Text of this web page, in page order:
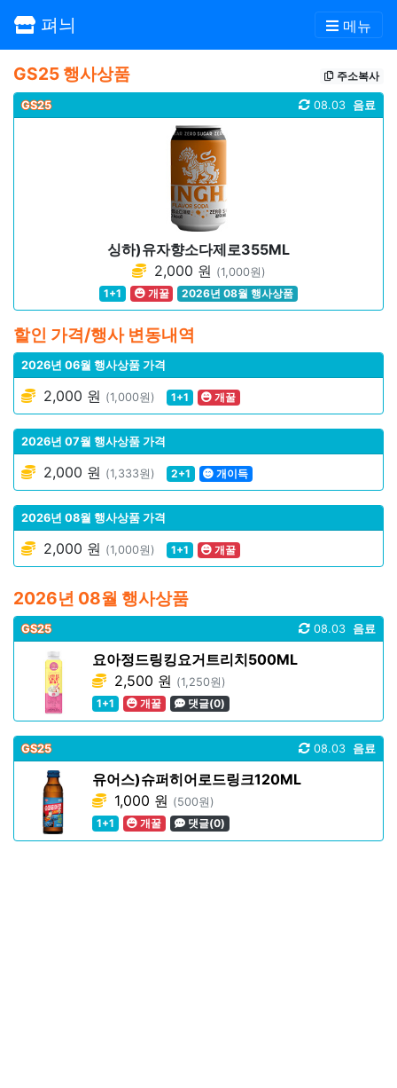
펴늬 메뉴
GS25 행사상품 주소복사
GS25 음료
08.03
싱하)유자향소다제로355ML
2,000 원 (1,000원)
1+1
개꿀 2026년 08월 행사상품
할인 가격/행사 변동내역
2026년 06월 행사상품 가격
2,000 원 (1,000원) 1+1 개꿀
2026년 07월 행사상품 가격
2,000 원 (1,333원) 2+1 개이득
2026년 08월 행사상품 가격
2,000 원 (1,000원) 1+1 개꿀
2026년 08월 행사상품
GS25 음료
08.03
요아정드링킹요거트리치500ML
2,500 원 (1,250원)
1+1
개꿀 댓글(0)
GS25 음료
08.03
유어스)슈퍼히어로드링크120ML
1,000 원 (500원)
1+1
개꿀 댓글(0)